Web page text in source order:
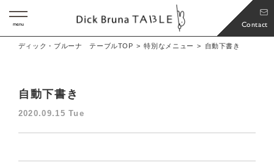
Contact
menu
ディック・ブルーナ テーブルTOP 特別なメニュー 自動下書き
自動下書き
2020.09.15 Tue